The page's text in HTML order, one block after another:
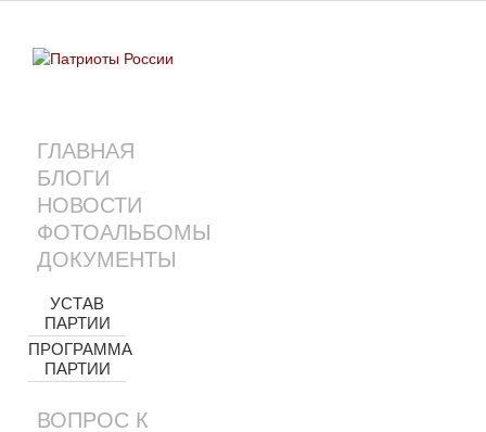
ГЛАВНАЯ
БЛОГИ
НОВОСТИ
ФОТОАЛЬБОМЫ
ДОКУМЕНТЫ
УСТАВ
ПАРТИИ
ПРОГРАММА
ПАРТИИ
ВОПРОС К